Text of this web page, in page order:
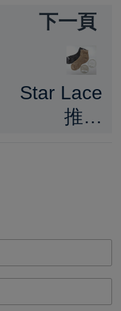
下一頁
Star Lace
推出
能新選擇